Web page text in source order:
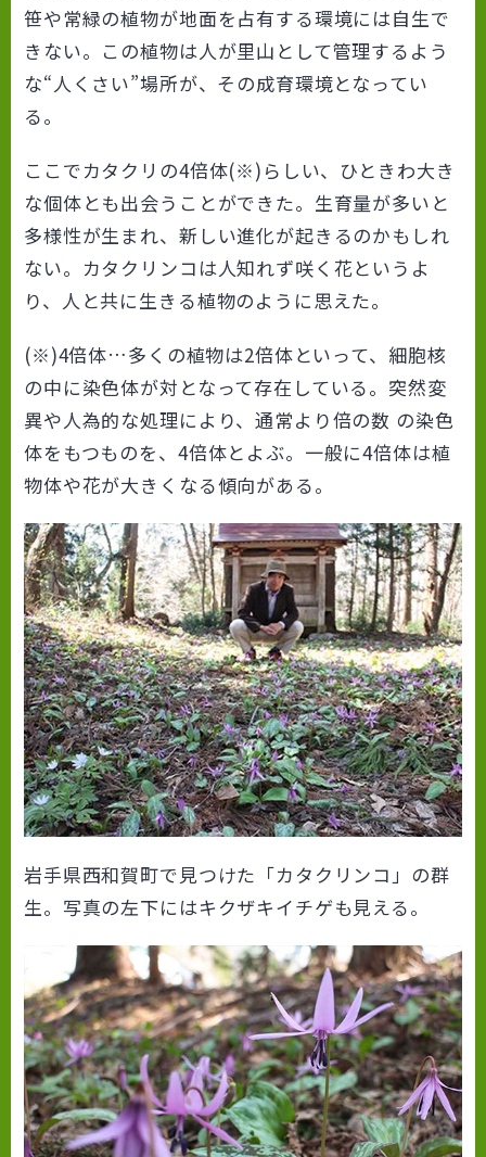
笹や常緑の植物が地面を占有する環境には自生で
きない。この植物は人が里山として管理するよう
な“人くさい”場所が、その成育環境となってい
る。
ここでカタクリの4倍体(※)らしい、ひときわ大き
な個体とも出会うことができた。生育量が多いと
多様性が生まれ、新しい進化が起きるのかもしれ
ない。カタクリンコは人知れず咲く花というよ
り、人と共に生きる植物のように思えた。
(※)4倍体…多くの植物は2倍体といって、細胞核
の中に染色体が対となって存在している。突然変
異や人為的な処理により、通常より倍の数 の染色
体をもつものを、4倍体とよぶ。一般に4倍体は植
物体や花が大きくなる傾向がある。
岩手県西和賀町で見つけた「カタクリンコ」の群
生。写真の左下にはキクザキイチゲも見える。